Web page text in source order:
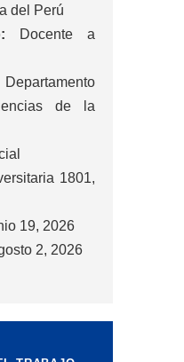
del Perú
Docente a
Departamento
de la
1801,
19, 2026
2, 2026